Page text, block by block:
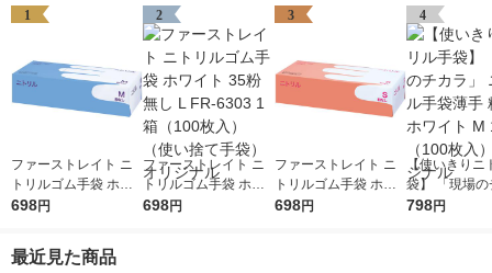
1
ファーストレイト ニ
トリルゴム手袋 ホワ
イト 35粉無し M FR-6
リジナル
698円
2
ファーストレイト ニ
トリルゴム手袋 ホワ
イト 35粉無し L FR-6
698円
3
ファーストレイト ニ
トリルゴム手袋 ホワ
イト 35粉無し S FR-6
698円
4
【使いきりニ
袋】 「現場の
ラ」 ニトリル
798円
最近見た商品